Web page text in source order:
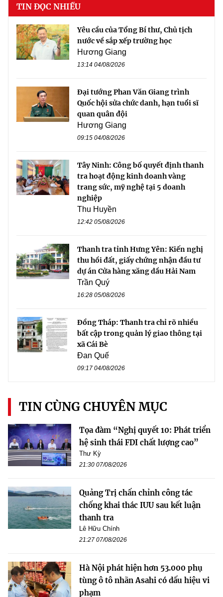
TIN ĐỌC NHIỀU
Yêu cầu của Tổng Bí thư, Chủ tịch
nước về sắp xếp trường học
Hương Giang
13:14 04/08/2026
Đại tướng Phan Văn Giang trình
Quốc hội sửa chức danh, hạn tuổi sĩ
quan quân đội
Hương Giang
09:15 04/08/2026
Tây Ninh: Công bố quyết định thanh
tra hoạt động kinh doanh vàng
trang sức, mỹ nghệ tại 5 doanh
nghiệp
Thu Huyền
12:42 05/08/2026
Thanh tra tỉnh Hưng Yên: Kiến nghị
thu hồi đất, giấy chứng nhận đầu tư
dự án Cửa hàng xăng dầu Hải Nam
Trần Quý
16:28 05/08/2026
Đồng Tháp: Thanh tra chỉ rõ nhiều
bất cập trong quản lý giao thông tại
xã Cái Bè
Đan Quế
09:17 04/08/2026
TIN CÙNG CHUYÊN MỤC
Tọa đàm “Nghị quyết 10: Phát triển
hệ sinh thái FDI chất lượng cao”
Thư Kỳ
21:30 07/08/2026
Quảng Trị chấn chỉnh công tác
chống khai thác IUU sau kết luận
thanh tra
Lê Hữu Chính
21:27 07/08/2026
Hà Nội phát hiện hơn 53.000 phụ
tùng ô tô nhãn Asahi có dấu hiệu vi
phạm